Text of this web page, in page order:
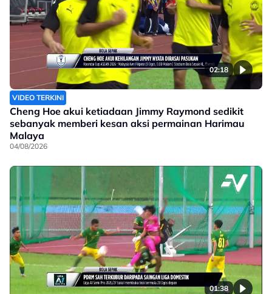
02:18
VIDEO TERKINI
Cheng Hoe akui ketiadaan Jimmy Raymond sedikit
sebanyak memberi kesan aksi permainan Harimau
Malaya
04/08/2026
01:38